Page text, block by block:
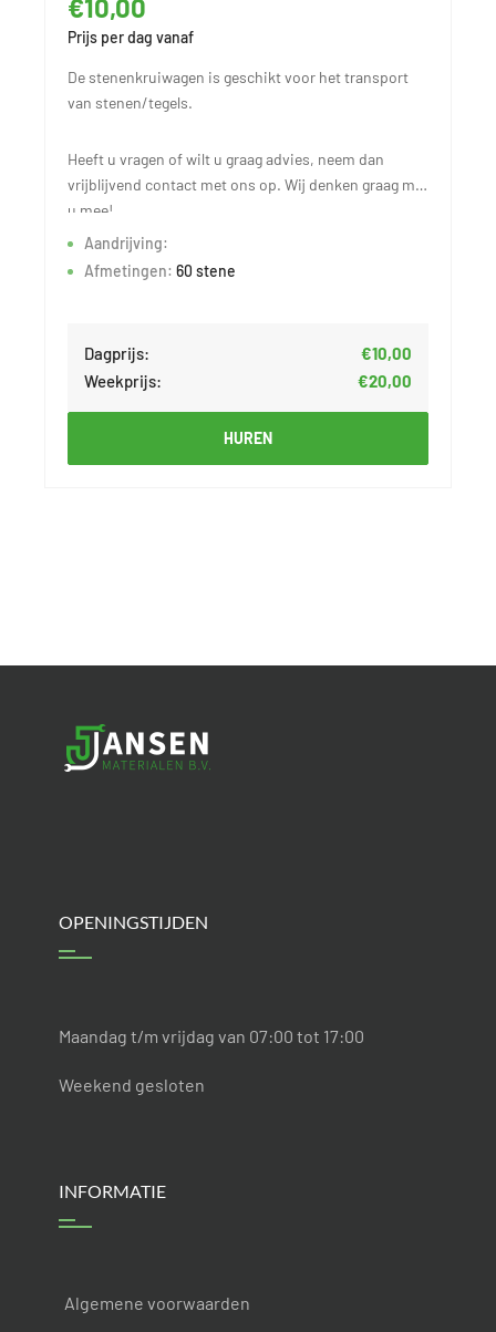
Prijs per dag vanaf
€10,00
De stenenkruiwagen is geschikt voor het transport
van stenen/tegels.
Heeft u vragen of wilt u graag advies, neem dan
vrijblijvend contact met ons op. Wij denken graag met
u mee!
Aandrijving:
Afmetingen: 60 stene
Dagprijs:
€10,00
Weekprijs:
€20,00
HUREN
OPENINGSTIJDEN
Maandag t/m vrijdag van 07:00 tot 17:00
Weekend gesloten
INFORMATIE
Algemene voorwaarden